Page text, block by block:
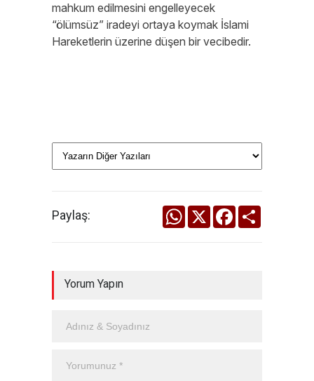
mahkum edilmesini engelleyecek
“ölümsüz” iradeyi ortaya koymak İslami
Hareketlerin üzerine düşen bir vecibedir.
Paylaş: WhatsApp
X Facebook
Yorum Yapın